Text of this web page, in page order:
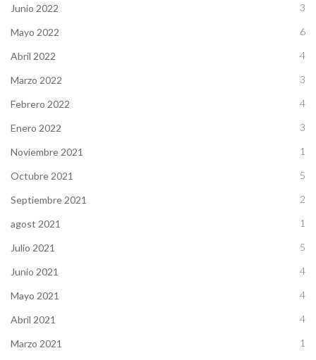
Junio 2022 3
Mayo 2022 6
Abril 2022 4
Marzo 2022 3
Febrero 2022 4
Enero 2022 3
Noviembre 2021 1
Octubre 2021 5
Septiembre 2021 2
agost 2021 1
Julio 2021 5
Junio 2021 4
Mayo 2021 4
Abril 2021 4
Marzo 2021 1